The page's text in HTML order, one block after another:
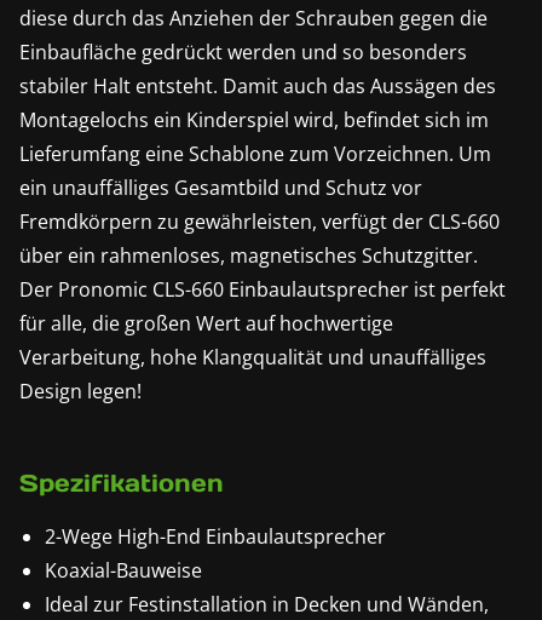
diese durch das Anziehen der Schrauben gegen die
Einbaufläche gedrückt werden und so besonders
stabiler Halt entsteht. Damit auch das Aussägen des
Montagelochs ein Kinderspiel wird, befindet sich im
Lieferumfang eine Schablone zum Vorzeichnen. Um
ein unauffälliges Gesamtbild und Schutz vor
Fremdkörpern zu gewährleisten, verfügt der CLS-660
über ein rahmenloses, magnetisches Schutzgitter.
Der Pronomic CLS-660 Einbaulautsprecher ist perfekt
für alle, die großen Wert auf hochwertige
Verarbeitung, hohe Klangqualität und unauffälliges
Design legen!
Spezifikationen
2-Wege High-End Einbaulautsprecher
Koaxial-Bauweise
Ideal zur Festinstallation in Decken und Wänden,